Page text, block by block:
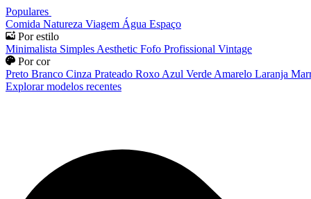
Populares
Comida Natureza Viagem Água Espaço
Por estilo
Minimalista Simples Aesthetic Fofo Profissional Vintage
Por cor
Preto Branco Cinza Prateado Roxo Azul Verde Amarelo Laranja
Explorar modelos recentes